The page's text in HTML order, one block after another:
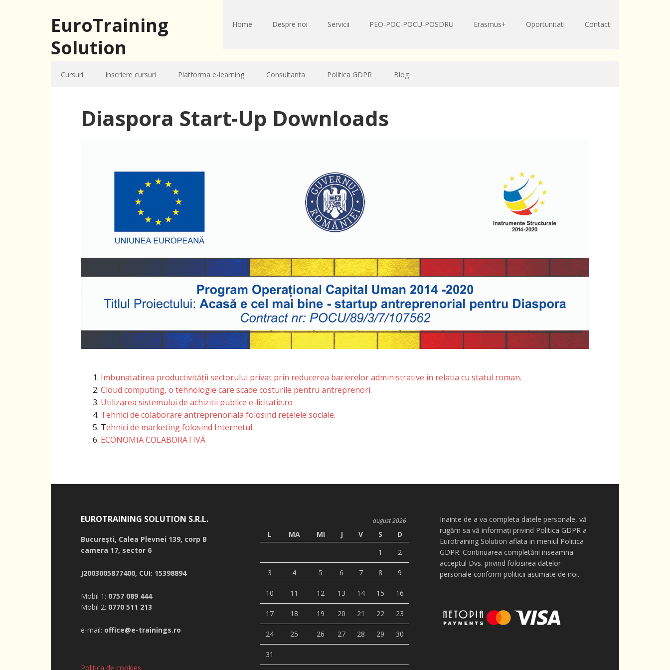
EuroTraining
Solution
Home Despre noi Servicii PEO-POC-POCU-POSDRU Erasmus+ Oportunitati Contact
Cursuri Inscriere cursuri Platforma e-learning Consultanta Politica GDPR Blog
Diaspora Start-Up Downloads
Imbunatatirea productivității sectorului privat prin reducerea barierelor administrative in relatia cu statul roman.
Cloud computing, o tehnologie care scade costurile pentru antreprenori.
Utilizarea sistemului de achizitii publice e-licitatie.ro
Tehnici de colaborare antreprenoriala folosind rețelele sociale.
Tehnici de marketing folosind Internetul.
ECONOMIA COLABORATIVĂ
EUROTRAINING SOLUTION S.R.L.
București, Calea Plevnei 139, corp B
camera 17, sector 6
J2003005877400, CUI: 15398894
Mobil 1: 0757 089 444
Mobil 2: 0770 511 213
e-mail: office@e-trainings.ro
Politica de cookies
august 2026
L MA MI J V S
D
1
2
3 4 5 6 7 8 9
10 11 12 13 14 15 16
17 18 19 20 21 22 23
24 25 26 27 28 29 30
31
Inainte de a va completa datele personale, vă
rugăm sa vă informați privind Politica GDPR a
Eurotraining Solution aflata in meniul Politica
GDPR. Continuarea completării inseamna
acceptul Dvs. privind folosirea datelor
personale conform politicii asumate de noi.